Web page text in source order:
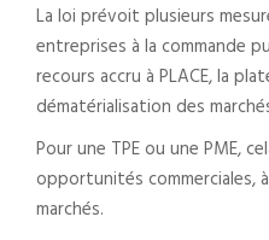
La loi prévoit plusieurs
entreprises à la commande
recours accru à PLACE, la
dématérialisation des
Pour une TPE ou une PME,
opportunités commerciales,
marchés.